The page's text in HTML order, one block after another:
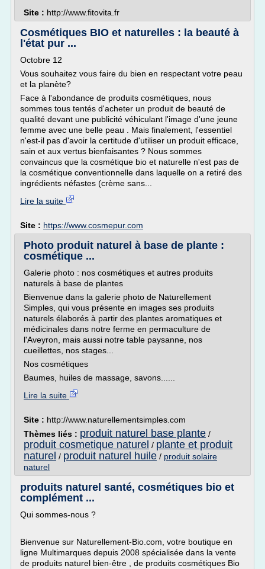
Site : http://www.fitovita.fr
Cosmétiques BIO et naturelles : la beauté à
l'état pur ...
Octobre 12
Vous souhaitez vous faire du bien en respectant votre peau
et la planète?
Face à l'abondance de produits cosmétiques, nous
sommes tous tentés d'acheter un produit de beauté de
qualité devant une publicité véhiculant l'image d'une jeune
femme avec une belle peau . Mais finalement, l'essentiel
n'est-il pas d'avoir la certitude d'utiliser un produit efficace,
sain et aux vertus bienfaisantes ? Nous sommes
convaincus que la cosmétique bio et naturelle n'est pas de
la cosmétique conventionnelle dans laquelle on a retiré des
ingrédients néfastes (crème sans...
Lire la suite
Site : https://www.cosmepur.com
Photo produit naturel à base de plante :
cosmétique ...
Galerie photo : nos cosmétiques et autres produits
naturels à base de plantes
Bienvenue dans la galerie photo de Naturellement
Simples, qui vous présente en images ses produits
naturels élaborés à partir des plantes aromatiques et
médicinales dans notre ferme en permaculture de
l'Aveyron, mais aussi notre table paysanne, nos
cueillettes, nos stages...
Nos cosmétiques
Baumes, huiles de massage, savons......
Lire la suite
Site : http://www.naturellementsimples.com
Thèmes liés : produit naturel base plante /
produit cosmetique naturel / plante et produit
naturel / produit naturel huile / produit solaire
naturel
produits naturel santé, cosmétiques bio et
complément ...
Qui sommes-nous ?
Bienvenue sur Naturellement-Bio.com, votre boutique en
ligne Multimarques depuis 2008 spécialisée dans la vente
de produits naturel bien-être , de produits cosmétiques Bio